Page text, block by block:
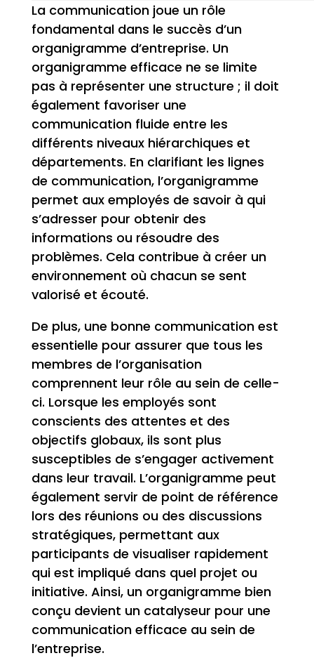
La communication joue un rôle
fondamental dans le succès d’un
organigramme d’entreprise. Un
organigramme efficace ne se limite
pas à représenter une structure ; il doit
également favoriser une
communication fluide entre les
différents niveaux hiérarchiques et
départements. En clarifiant les lignes
de communication, l’organigramme
permet aux employés de savoir à qui
s’adresser pour obtenir des
informations ou résoudre des
problèmes. Cela contribue à créer un
environnement où chacun se sent
valorisé et écouté.
De plus, une bonne communication est
essentielle pour assurer que tous les
membres de l’organisation
comprennent leur rôle au sein de celle-
ci. Lorsque les employés sont
conscients des attentes et des
objectifs globaux, ils sont plus
susceptibles de s’engager activement
dans leur travail. L’organigramme peut
également servir de point de référence
lors des réunions ou des discussions
stratégiques, permettant aux
participants de visualiser rapidement
qui est impliqué dans quel projet ou
initiative. Ainsi, un organigramme bien
conçu devient un catalyseur pour une
communication efficace au sein de
l’entreprise.